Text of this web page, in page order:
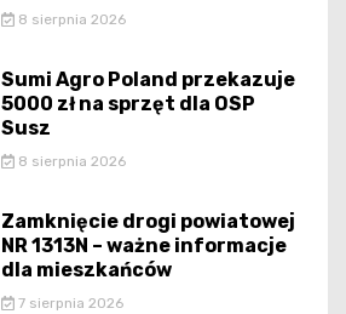
8 sierpnia 2026
Sumi Agro Poland przekazuje
5000 zł na sprzęt dla OSP
Susz
8 sierpnia 2026
Zamknięcie drogi powiatowej
NR 1313N – ważne informacje
dla mieszkańców
7 sierpnia 2026